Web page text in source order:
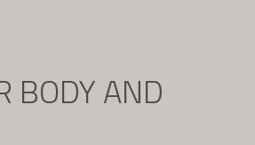
BODY AND